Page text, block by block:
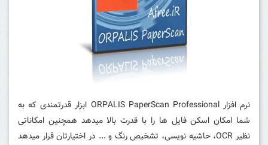
نرم افزار ORPALIS PaperScan Professional ابزار قدرتمندی که به
شما امکان اسکن فایل ها را با قدرت بالا میدهد همچنین امکاناتی
نظیر OCR، حاشیه نویسی، تشخیص رنگ و ... در اختیارتان قرار میدهد